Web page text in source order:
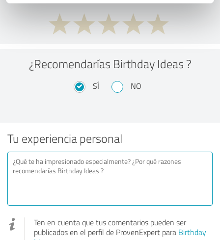
¿Recomendarías Birthday Ideas ?
SÍ NO
Tu experiencia personal
Ten en cuenta que tus comentarios pueden ser
publicados en el perfil de ProvenExpert para Birthday